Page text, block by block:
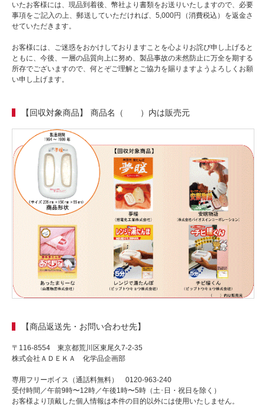
いたお客様には、現品到着後、幣社より書類をお送りいたしますので、必要
事項をご記入の上、郵送していただければ、5,000円（消費税込）を返金さ
せていただきます。
お客様には、ご迷惑をおかけしておりますことを心よりお詫び申し上げると
ともに、今後、一層の品質向上に努め、製品事故の未然防止に万全を期する
所存でございますので、何とぞご理解とご協力を賜りますようよろしくお願
い申し上げます。
【回収対象商品】 商品名（ ）内は販売元
【商品返送先・お問い合わせ先】
〒116-8554 東京都荒川区東尾久7-2-35
株式会社ＡＤＥＫＡ 化学品企画部
専用フリーボイス（通話料無料） 0120-963-240
受付時間／午前9時〜12時／午後1時〜5時（土･日・祝日を除く）
お客様より頂戴した個人情報は本件の目的以外には使用いたしません。